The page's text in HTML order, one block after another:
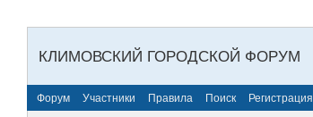
КЛИМОВСКИЙ ГОРОДСКОЙ ФОРУМ
Форум Участники Правила Поиск Регистрация